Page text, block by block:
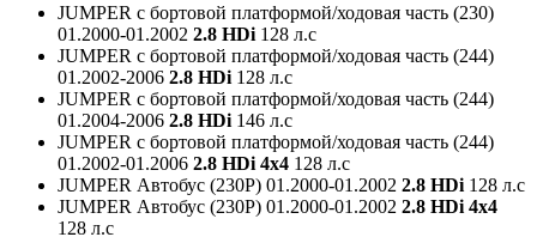
JUMPER c бортовой платформой/ходовая часть (230)
01.2000-01.2002 2.8 HDi 128 л.с
JUMPER c бортовой платформой/ходовая часть (244)
01.2002-2006 2.8 HDi 128 л.с
JUMPER c бортовой платформой/ходовая часть (244)
01.2004-2006 2.8 HDi 146 л.с
JUMPER c бортовой платформой/ходовая часть (244)
01.2002-01.2006 2.8 HDi 4x4 128 л.с
JUMPER Автобус (230P) 01.2000-01.2002 2.8 HDi 128 л.с
JUMPER Автобус (230P) 01.2000-01.2002 2.8 HDi 4x4
128 л.с